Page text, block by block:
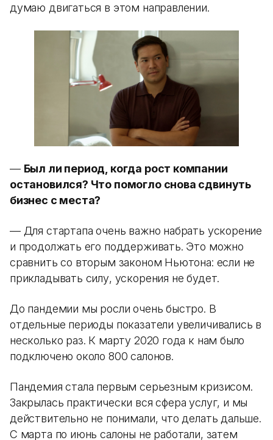
думаю двигаться в этом направлении.
— Был ли период, когда рост компании
остановился? Что помогло снова сдвинуть
бизнес с места?
— Для стартапа очень важно набрать ускорение
и продолжать его поддерживать. Это можно
сравнить со вторым законом Ньютона: если не
прикладывать силу, ускорения не будет.
До пандемии мы росли очень быстро. В
отдельные периоды показатели увеличивались в
несколько раз. К марту 2020 года к нам было
подключено около 800 салонов.
Пандемия стала первым серьезным кризисом.
Закрылась практически вся сфера услуг, и мы
действительно не понимали, что делать дальше.
С марта по июнь салоны не работали, затем